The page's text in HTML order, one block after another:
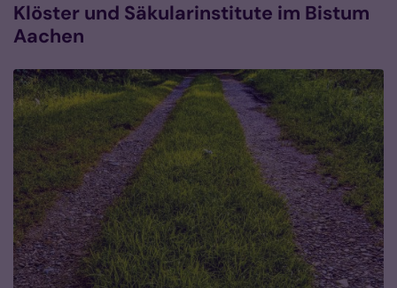
Klöster und Säkularinstitute im Bistum
Aachen